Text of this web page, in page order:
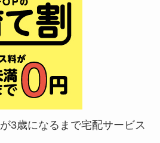
3歳になるまで宅配サービス